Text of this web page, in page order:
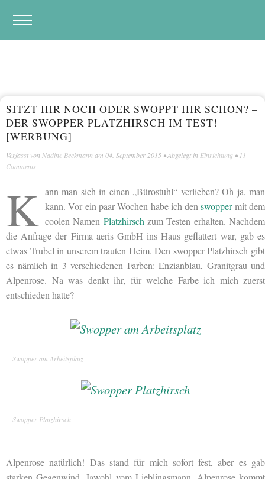
SITZT IHR NOCH ODER SWOPPT IHR SCHON? –
DER SWOPPER PLATZHIRSCH IM TEST!
[WERBUNG]
Verfasst von Nadine Beckmann am 04. September 2015 • Abgelegt in Einrichtung • 11
Comments
K ann man sich in einen „Bürostuhl“ verlieben? Oh ja, man
kann. Vor ein paar Wochen habe ich denswoppermit dem
coolen Namen Platzhirsch zum Testen erhalten. Nachdem
die Anfrage der Firma aeris GmbH ins Haus geflattert war, gab es
etwas Trubel in unserem trauten Heim. Den swopper Platzhirsch gibt
es nämlich in 3 verschiedenen Farben: Enzianblau, Granitgrau und
Alpenrose. Na was denkt ihr, für welche Farbe ich mich zuerst
entschieden hatte?
Swopper am Arbeitsplatz
Swopper Platzhirsch
Alpenrose natürlich! Das stand für mich sofort fest, aber es gab